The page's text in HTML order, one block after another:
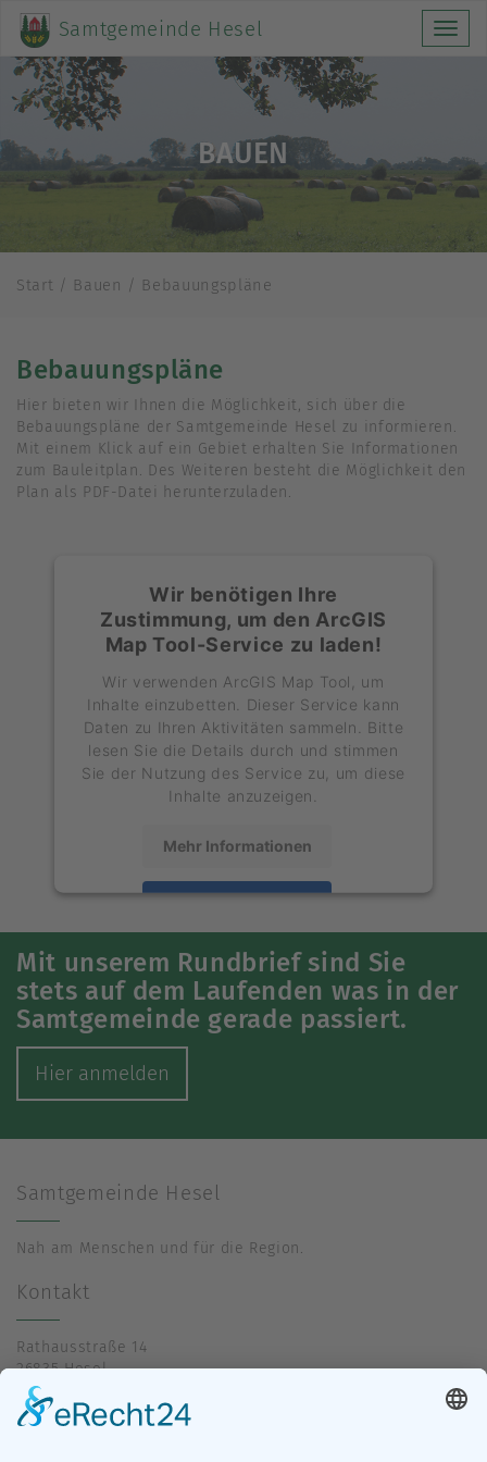
Samtgemeinde Hesel
Toggle
BAUEN
Start / Bauen / Bebauungspläne
Bebauungspläne
Hier bieten wir Ihnen die Möglichkeit, sich über die
Bebauungspläne der Samtgemeinde Hesel zu informieren.
Mit einem Klick auf ein Gebiet erhalten Sie Informationen
zum Bauleitplan. Des Weiteren besteht die Möglichkeit den
Plan als PDF-Datei herunterzuladen.
Wir benötigen Ihre
Zustimmung, um den ArcGIS
Map Tool-Service zu laden!
Wir verwenden ArcGIS Map Tool, um
Inhalte einzubetten. Dieser Service kann
Daten zu Ihren Aktivitäten sammeln. Bitte
lesen Sie die Details durch und stimmen
Sie der Nutzung des Service zu, um diese
Inhalte anzuzeigen.
Mehr Informationen
Management Platform& eRecht24
Mit unserem Rundbrief sind Sie
stets auf dem Laufenden was in der
Samtgemeinde gerade passiert.
Hier anmelden
Samtgemeinde Hesel
Nah am Menschen und für die Region.
Kontakt
Rathausstraße 14
26835 Hesel
04950 39-0
info@hesel.de